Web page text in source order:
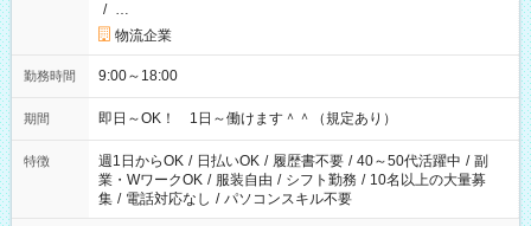
/ …
物流企業
勤務時間 9:00～18:00
期間 即日～OK！ 1日～働けます＾＾（規定あり）
特徴 週1日からOK / 日払いOK / 履歴書不要 / 40～50代活躍中 / 副
業・WワークOK / 服装自由 / シフト勤務 / 10名以上の大量募
集 / 電話対応なし / パソコンスキル不要